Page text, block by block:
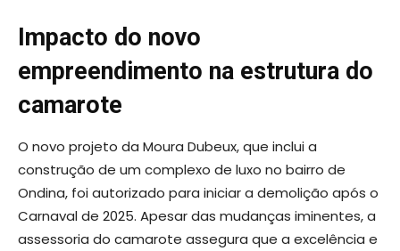
Impacto do novo
empreendimento na estrutura do
camarote
O novo projeto da Moura Dubeux, que inclui a
construção de um complexo de luxo no bairro de
Ondina, foi autorizado para iniciar a demolição após o
Carnaval de 2025. Apesar das mudanças iminentes, a
assessoria do camarote assegura que a excelência e